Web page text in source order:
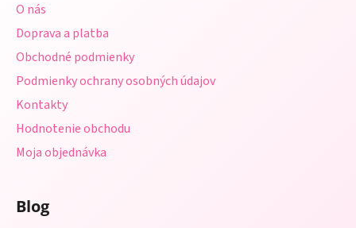
O nás
Doprava a platba
Obchodné podmienky
Podmienky ochrany osobných údajov
Kontakty
Hodnotenie obchodu
Moja objednávka
Blog